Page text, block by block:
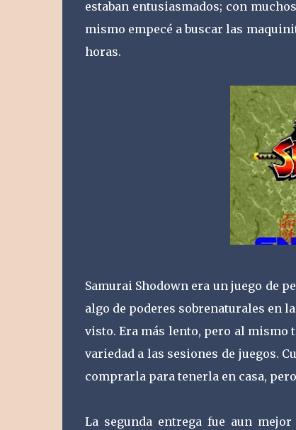
estaban entusiasmados; con
mismo empecé a buscar las
horas.
Samurai Shodown era un juego de
algo de poderes sobrenaturales en
visto. Era más lento, pero al mismo
variedad a las sesiones de juegos.
comprarla para tenerla en casa,
La segunda entrega fue aun